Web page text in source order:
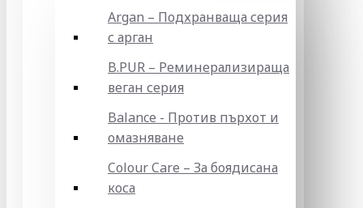
Argan – Подхранваща серия
с арган
B.PUR – Реминерализираща
веган серия
Balance - Против пърхот и
омазняване
Colour Care – За боядисана
коса